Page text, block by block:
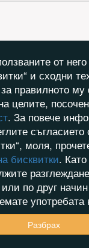
от
и сходни
правилното
целите,
. За повече
моля,
бисквитки.
по друг
употребата
Разбрах